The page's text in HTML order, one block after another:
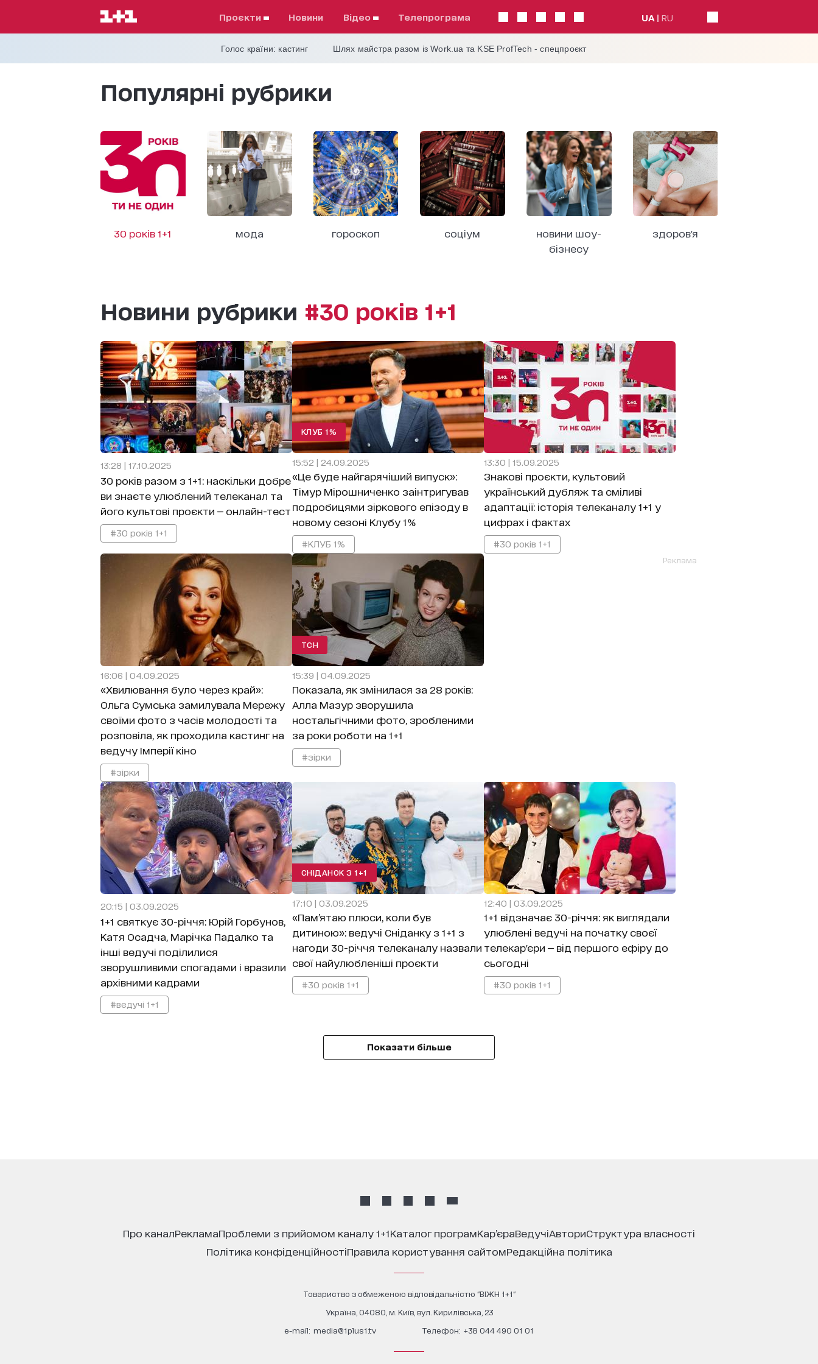
проєкти Новини відео телепрограма UA RU
Голос країни: кастинг Шлях майстра разом із Work.ua та KSE ProfTech - спецпроєкт
Популярні рубрики
30 років 1+1 мода гороскоп соціум
новини шоу-
бізнесу
здоров'я
Новини рубрики #30 років 1+1
13:28 | 17.10.2025
30 років разом з 1+1: наскільки добре
ви знаєте улюблений телеканал та
його культові проєкти — онлайн-тест
#30 років 1+1
КЛУБ 1%
15:52 | 24.09.2025
«Це буде найгарячіший випуск»:
Тімур Мірошниченко заінтригував
подробицями зіркового епізоду в
новому сезоні Клубу 1%
#КЛУБ 1%
13:30 | 15.09.2025
Знакові проєкти, культовий
український дубляж та сміливі
адаптації: історія телеканалу 1+1 у
цифрах і фактах
#30 років 1+1
16:06 | 04.09.2025
«Хвилювання було через край»:
Ольга Сумська замилувала Мережу
своїми фото з часів молодості та
розповіла, як проходила кастинг на
ведучу Імперії кіно
#зірки
ТСН
15:39 | 04.09.2025
Показала, як змінилася за 28 років:
Алла Мазур зворушила
ностальгічними фото, зробленими
за роки роботи на 1+1
#зірки
Реклама
20:15 | 03.09.2025
1+1 святкує 30-річчя: Юрій Горбунов,
Катя Осадча, Марічка Падалко та
інші ведучі поділилися
зворушливими спогадами і вразили
архівними кадрами
#ведучі 1+1
СНІДАНОК З 1+1
17:10 | 03.09.2025
«Пам’ятаю плюси, коли був
дитиною»: ведучі Сніданку з 1+1 з
нагоди 30-річчя телеканалу назвали
свої найулюбленіші проєкти
#30 років 1+1
12:40 | 03.09.2025
1+1 відзначає 30-річчя: як виглядали
улюблені ведучі на початку своєї
телекар'єри — від першого ефіру до
сьогодні
#30 років 1+1
Показати більше
про канал реклама проблеми з прийомом каналу 1+1 каталог програм кар’єра ведучі автори
структура власності
політика конфіденційності
правила користування сайтом редакційна політика
Товариство з обмеженою відповідальністю "ВІЖН 1+1"
Україна, 04080, м. Київ, вул. Кирилівська, 23
е-mail: media@1plus1.tv Телефон: +38 044 490 01 01